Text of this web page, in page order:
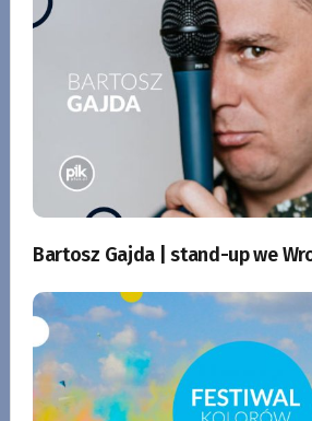
Bartosz Gajda | stand-up we